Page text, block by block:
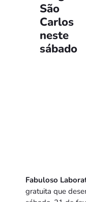
São
Carlos
neste
sábado
Fabuloso
gratuita que